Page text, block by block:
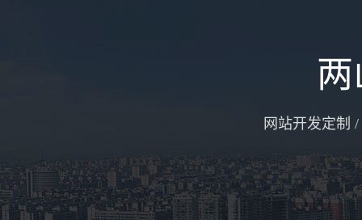
网站开发定制